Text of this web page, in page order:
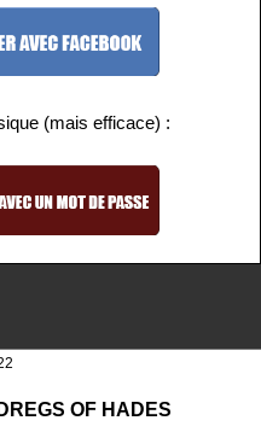
(mais efficace) :
OF HADES